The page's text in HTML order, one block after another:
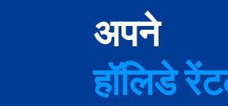
अपने
होटल
हॉलिडे